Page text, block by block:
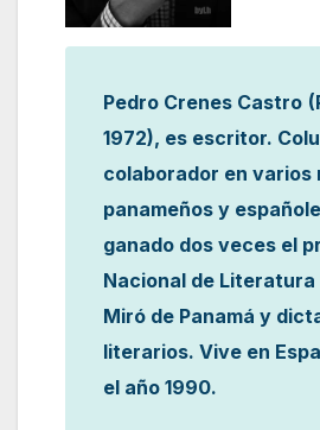
Pedro Crenes Castro
1972), es escritor.
colaborador en varios
panameños y
ganado dos veces el
Nacional de Literatura
Miró de Panamá y
literarios. Vive en
el año 1990.